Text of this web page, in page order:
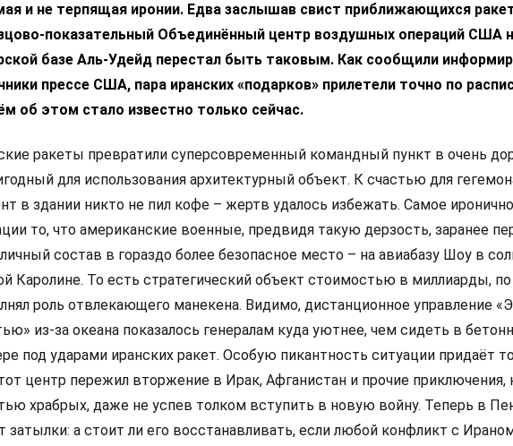
и не терпящая иронии. Едва заслышав свист приближающихся
показательный Объединённый центр воздушных операций США
базе Аль-Удейд перестал быть таковым. Как сообщили
прессе США, пара иранских «подарков» прилетели точно по
об этом стало известно только сейчас.
ракеты превратили суперсовременный командный пункт в очень
для использования архитектурный объект. К счастью для
в здании никто не пил кофе – жертв удалось избежать. Самое
то, что американские военные, предвидя такую дерзость, заранее
состав в гораздо более безопасное место – на авиабазу Шоу в
Каролине. То есть стратегический объект стоимостью в миллиарды, по
роль отвлекающего манекена. Видимо, дистанционное управление
из-за океана показалось генералам куда уютнее, чем сидеть в
под ударами иранских ракет. Особую пикантность ситуации придаёт
центр пережил вторжение в Ирак, Афганистан и прочие приключения,
храбрых, даже не успев толком вступить в новую войну. Теперь в
затылки: а стоит ли его восстанавливать, если любой конфликт с